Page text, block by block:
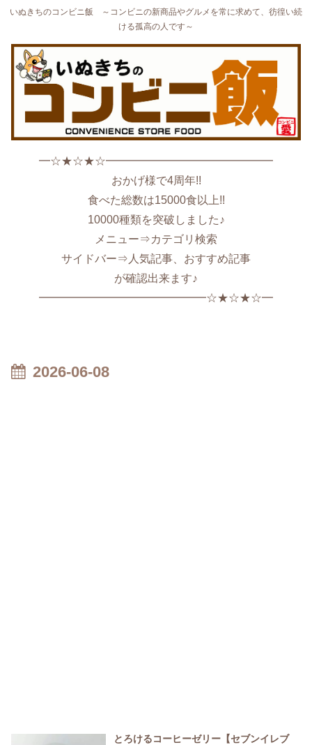
いぬきちのコンビニ飯 ～コンビニの新商品やグルメを常に求めて、彷徨い続
ける孤高の人です～
━☆★☆★☆━━━━━━━━━━━━━━━
おかげ様で4周年!!
食べた総数は15000食以上!!
10000種類を突破しました♪
メニュー⇒カテゴリ検索
サイドバー⇒人気記事、おすすめ記事
が確認出来ます♪
━━━━━━━━━━━━━━━☆★☆★☆━
2026-06-08
とろけるコーヒーゼリー【セブンイレブ